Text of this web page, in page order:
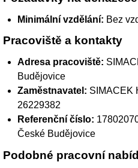
Minimální vzdělání: Bez
Pracoviště a kontakty
Adresa pracoviště:
Budějovice
Zaměstnavatel: SIMACEK
26229382
Referenční číslo:
České Budějovice
Podobné pracovní